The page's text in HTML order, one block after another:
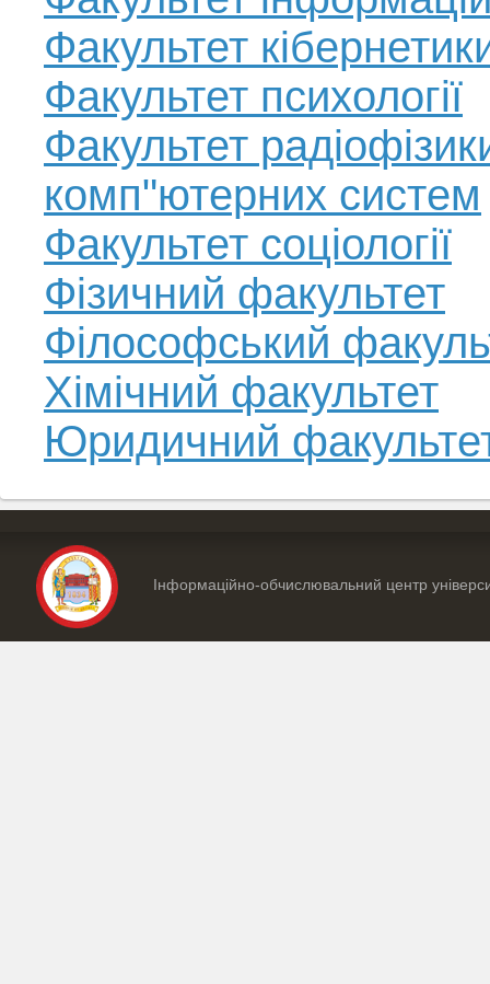
Факультет
Факультет психології
Факультет
комп"ютерних систем
Факультет соціології
Фізичний факультет
Філософський
Хімічний факультет
Юридичний
Інформаційно-обчислювальний центр